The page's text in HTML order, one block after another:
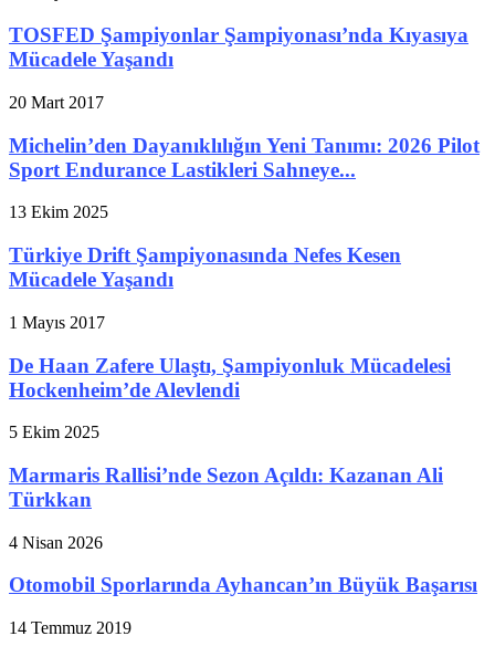
TOSFED Şampiyonlar Şampiyonası’nda Kıyasıya
Mücadele Yaşandı
20 Mart 2017
Michelin’den Dayanıklılığın Yeni Tanımı: 2026 Pilot
Sport Endurance Lastikleri Sahneye...
13 Ekim 2025
Türkiye Drift Şampiyonasında Nefes Kesen
Mücadele Yaşandı
1 Mayıs 2017
De Haan Zafere Ulaştı, Şampiyonluk Mücadelesi
Hockenheim’de Alevlendi
5 Ekim 2025
Marmaris Rallisi’nde Sezon Açıldı: Kazanan Ali
Türkkan
4 Nisan 2026
Otomobil Sporlarında Ayhancan’ın Büyük Başarısı
14 Temmuz 2019